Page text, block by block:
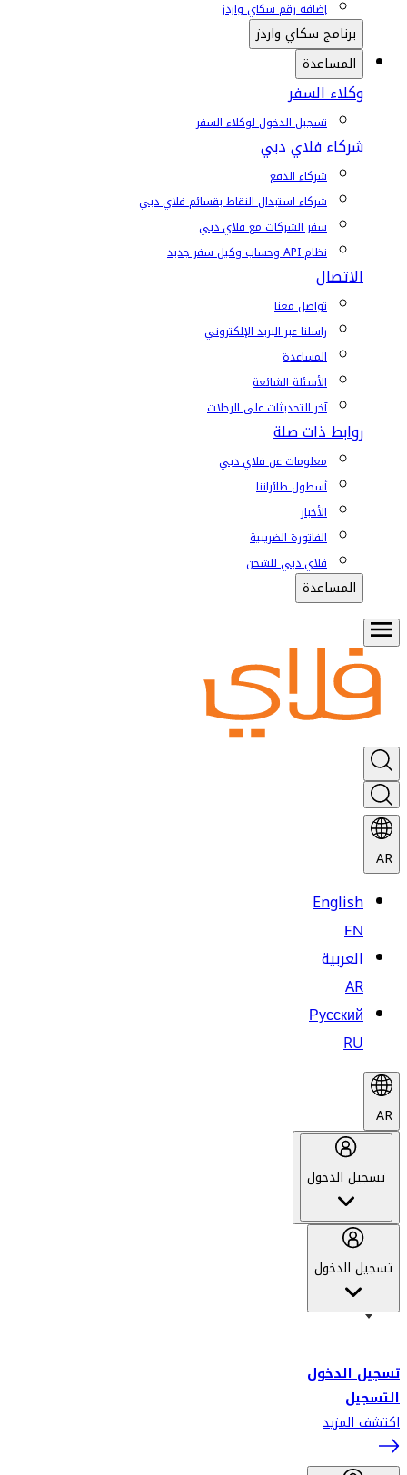
إضافة رقم سكاي واردز
برنامج سكاي واردز
المساعدة
وكلاء السفر
تسجيل الدخول لوكلاء السفر
شركاء فلاي دبي
شركاء الدفع
شركاء استبدال النقاط بقسائم فلاي دبي
سفر الشركات مع فلاي دبي
نظام API وحساب وكيل سفر جديد
الاتصال
تواصل معنا
راسلنا عبر البريد الإلكتروني
المساعدة
الأسئلة الشائعة
آخر التحديثات على الرحلات
روابط ذات صلة
معلومات عن فلاي دبي
أسطول طائراتنا
الأخبار
الفاتورة الضريبية
فلاي دبي للشحن
المساعدة
AR
English
EN
العربية
AR
Русский
RU
AR
تسجيل الدخول
تسجيل الدخول
أهلاً بك في سكاي واردز طيران الإمارات برنامج الولاء المعتمد من قبل
تسجيل الدخول
التسجيل
اكتشف المزيد